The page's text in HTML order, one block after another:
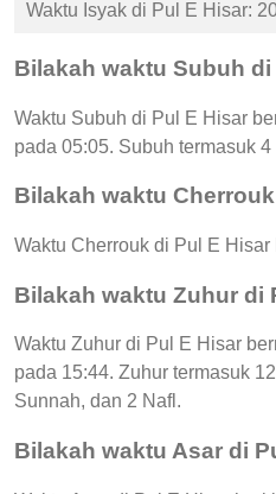
Waktu Isyak di Pul E Hisar:
Bilakah waktu Subuh di
Waktu Subuh di Pul E Hisar
pada 05:05. Subuh termasuk
Bilakah waktu
Waktu Cherrouk di Pul E
Bilakah waktu Zuhur di
Waktu Zuhur di Pul E Hisar
pada 15:44. Zuhur termasuk
Sunnah, dan 2 Nafl.
Bilakah waktu Asar di